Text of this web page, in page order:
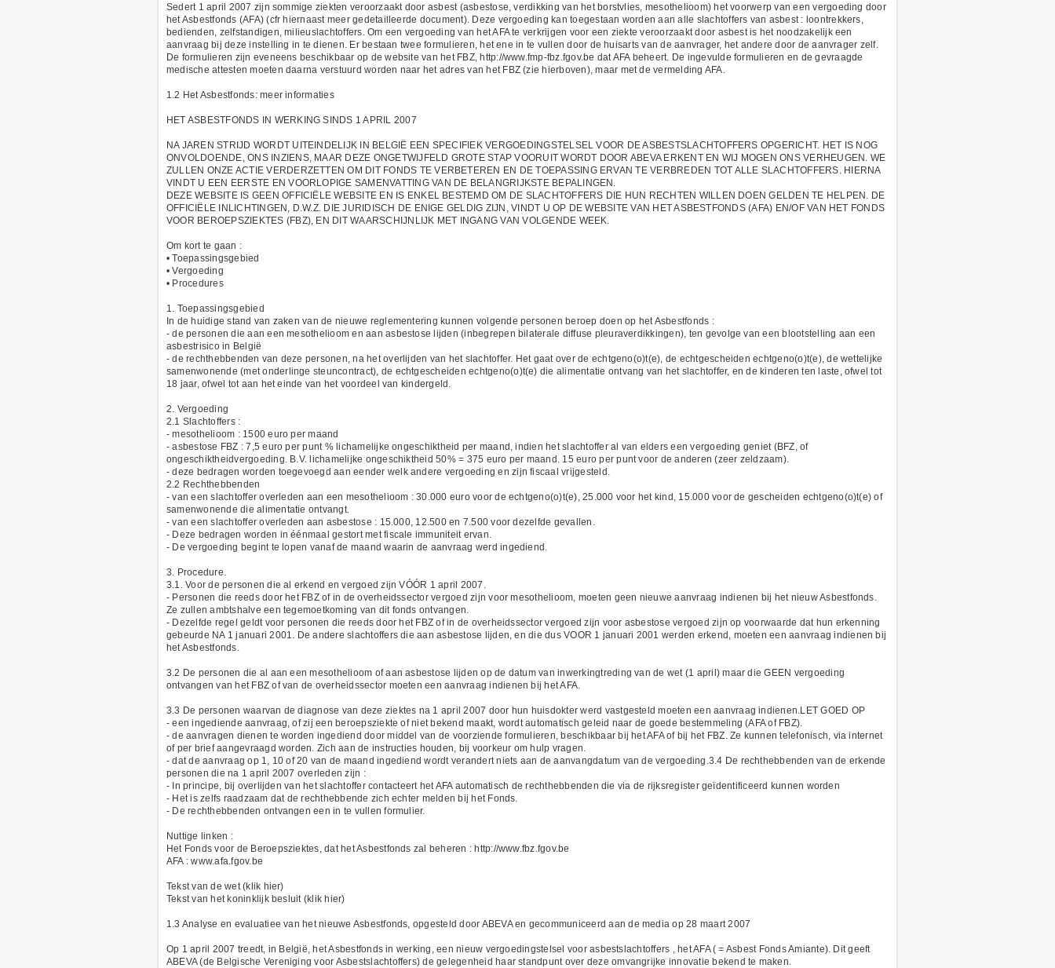
Sedert 1 april 2007 zijn sommige ziekten veroorzaakt door asbest (asbestose, verdikking van het borstvlies, mesothelioom) het voorwerp van een vergoeding door
het Asbestfonds (AFA) (cfr hiernaast meer gedetailleerde document). Deze vergoeding kan toegestaan worden aan alle slachtoffers van asbest : loontrekkers,
bedienden, zelfstandigen, milieuslachtoffers. Om een vergoeding van het AFA te verkrijgen voor een ziekte veroorzaakt door asbest is het noodzakelijk een
aanvraag bij deze instelling in te dienen. Er bestaan twee formulieren, het ene in te vullen door de huisarts van de aanvrager, het andere door de aanvrager zelf.
De formulieren zijn eveneens beschikbaar op de website van het FBZ, http://www.fmp-fbz.fgov.be dat AFA beheert. De ingevulde formulieren en de gevraagde
medische attesten moeten daarna verstuurd worden naar het adres van het FBZ (zie hierboven), maar met de vermelding AFA.
1.2 Het Asbestfonds: meer informaties
HET ASBESTFONDS IN WERKING SINDS 1 APRIL 2007
NA JAREN STRIJD WORDT UITEINDELIJK IN BELGIË EEN SPECIFIEK VERGOEDINGSTELSEL VOOR DE ASBESTSLACHTOFFERS OPGERICHT. HET IS NOG
ONVOLDOENDE, ONS INZIENS, MAAR DEZE ONGETWIJFELD GROTE STAP VOORUIT WORDT DOOR ABEVA ERKENT EN WIJ MOGEN ONS VERHEUGEN. WE
ZULLEN ONZE ACTIE VERDERZETTEN OM DIT FONDS TE VERBETEREN EN DE TOEPASSING ERVAN TE VERBREDEN TOT ALLE SLACHTOFFERS. HIERNA
VINDT U EEN EERSTE EN VOORLOPIGE SAMENVATTING VAN DE BELANGRIJKSTE BEPALINGEN.
DEZE WEBSITE IS GEEN OFFICIËLE WEBSITE EN IS ENKEL BESTEMD OM DE SLACHTOFFERS DIE HUN RECHTEN WILLEN DOEN GELDEN TE HELPEN. DE
OFFICIËLE INLICHTINGEN, D.W.Z. DIE JURIDISCH DE ENIGE GELDIG ZIJN, VINDT U OP DE WEBSITE VAN HET ASBESTFONDS (AFA) EN/OF VAN HET FONDS
VOOR BEROEPSZIEKTES (FBZ), EN DIT WAARSCHIJNLIJK MET INGANG VAN VOLGENDE WEEK.
Om kort te gaan :
• Toepassingsgebied
• Vergoeding
• Procedures
1. Toepassingsgebied
In de huidige stand van zaken van de nieuwe reglementering kunnen volgende personen beroep doen op het Asbestfonds :
- de personen die aan een mesothelioom en aan asbestose lijden (inbegrepen bilaterale diffuse pleuraverdikkingen), ten gevolge van een blootstelling aan een
asbestrisico in België
- de rechthebbenden van deze personen, na het overlijden van het slachtoffer. Het gaat over de echtgeno(o)t(e), de echtgescheiden echtgeno(o)t(e), de wettelijke
samenwonende (met onderlinge steuncontract), de echtgescheiden echtgeno(o)t(e) die alimentatie ontvang van het slachtoffer, en de kinderen ten laste, ofwel tot
18 jaar, ofwel tot aan het einde van het voordeel van kindergeld.
2. Vergoeding
2.1 Slachtoffers :
- mesothelioom : 1500 euro per maand
- asbestose FBZ : 7,5 euro per punt % lichamelijke ongeschiktheid per maand, indien het slachtoffer al van elders een vergoeding geniet (BFZ, of
ongeschiktheidvergoeding. B.V. lichamelijke ongeschiktheid 50% = 375 euro per maand. 15 euro per punt voor de anderen (zeer zeldzaam).
- deze bedragen worden toegevoegd aan eender welk andere vergoeding en zijn fiscaal vrijgesteld.
2.2 Rechthebbenden
- van een slachtoffer overleden aan een mesothelioom : 30.000 euro voor de echtgeno(o)t(e), 25.000 voor het kind, 15.000 voor de gescheiden echtgeno(o)t(e) of
samenwonende die alimentatie ontvangt.
- van een slachtoffer overleden aan asbestose : 15.000, 12.500 en 7.500 voor dezelfde gevallen.
- Deze bedragen worden in éénmaal gestort met fiscale immuniteit ervan.
- De vergoeding begint te lopen vanaf de maand waarin de aanvraag werd ingediend.
3. Procedure.
3.1. Voor de personen die al erkend en vergoed zijn VÓÓR 1 april 2007.
- Personen die reeds door het FBZ of in de overheidssector vergoed zijn voor mesothelioom, moeten geen nieuwe aanvraag indienen bij het nieuw Asbestfonds.
Ze zullen ambtshalve een tegemoetkoming van dit fonds ontvangen.
- Dezelfde regel geldt voor personen die reeds door het FBZ of in de overheidssector vergoed zijn voor asbestose vergoed zijn op voorwaarde dat hun erkenning
gebeurde NA 1 januari 2001. De andere slachtoffers die aan asbestose lijden, en die dus VOOR 1 januari 2001 werden erkend, moeten een aanvraag indienen bij
het Asbestfonds.
3.2 De personen die al aan een mesothelioom of aan asbestose lijden op de datum van inwerkingtreding van de wet (1 april) maar die GEEN vergoeding
ontvangen van het FBZ of van de overheidssector moeten een aanvraag indienen bij het AFA.
3.3 De personen waarvan de diagnose van deze ziektes na 1 april 2007 door hun huisdokter werd vastgesteld moeten een aanvraag indienen.LET GOED OP
- een ingediende aanvraag, of zij een beroepsziekte of niet bekend maakt, wordt automatisch geleid naar de goede bestemmeling (AFA of FBZ).
- de aanvragen dienen te worden ingediend door middel van de voorziende formulieren, beschikbaar bij het AFA of bij het FBZ. Ze kunnen telefonisch, via internet
of per brief aangevraagd worden. Zich aan de instructies houden, bij voorkeur om hulp vragen.
- dat de aanvraag op 1, 10 of 20 van de maand ingediend wordt verandert niets aan de aanvangdatum van de vergoeding.3.4 De rechthebbenden van de erkende
personen die na 1 april 2007 overleden zijn :
- In principe, bij overlijden van het slachtoffer contacteert het AFA automatisch de rechthebbenden die via de rijksregister geïdentificeerd kunnen worden
- Het is zelfs raadzaam dat de rechthebbende zich echter melden bij het Fonds.
- De rechthebbenden ontvangen een in te vullen formulier.
Nuttige linken :
Het Fonds voor de Beroepsziektes, dat het Asbestfonds zal beheren : http://www.fbz.fgov.be
AFA : www.afa.fgov.be
Tekst van de wet (klik hier)
Tekst van het koninklijk besluit (klik hier)
1.3 Analyse en evaluatiee van het nieuwe Asbestfonds, opgesteld door ABEVA en gecommuniceerd aan de media op 28 maart 2007
Op 1 april 2007 treedt, in België, het Asbestfonds in werking, een nieuw vergoedingstelsel voor asbestslachtoffers , het AFA ( = Asbest Fonds Amiante). Dit geeft
ABEVA (de Belgische Vereniging voor Asbestslachtoffers) de gelegenheid haar standpunt over deze omvangrijke innovatie bekend te maken.